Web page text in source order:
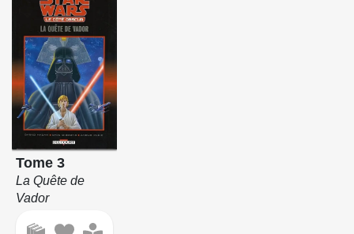
Tome 3
La Quête de
Vador